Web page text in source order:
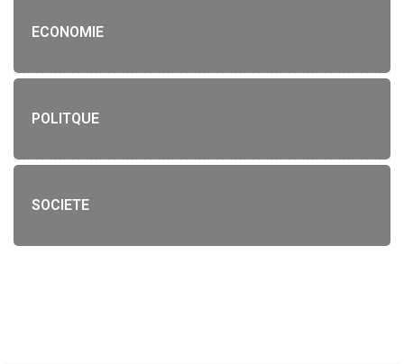
ECONOMIE
POLITQUE
SOCIETE